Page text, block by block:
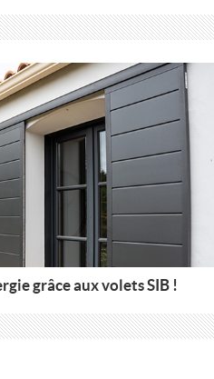
grâce aux volets SIB !